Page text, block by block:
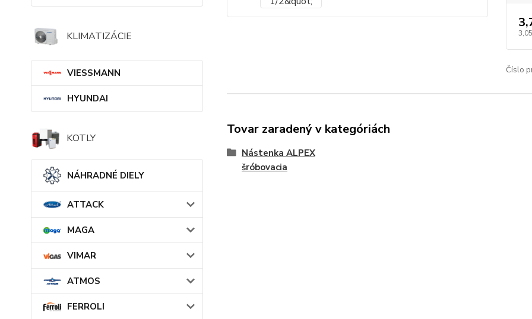
KLIMATIZÁCIE
VIESSMANN
HYUNDAI
KOTLY
NÁHRADNÉ DIELY
ATTACK
MAGA
VIMAR
ATMOS
FERROLI
Číslo
Tovar zaradený v kategóriách
Nástenka ALPEX
šróbovacia